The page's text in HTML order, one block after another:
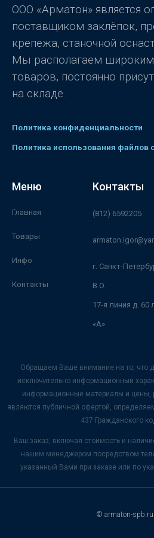
ООО «Арматон» является
поставщиком заклёпок,
крепежа, станочной
Мы располагаем
товаров, постоянно
на складе.
Политика конфиденциальности
Политика использования файлов
Меню
Главная
Товары
Инфо
Контакты
Контакты
(812) 6592205
г. Санкт-
В.О.
17-я линия д. 60
«А»
Обращаем Ваше внимание на то, что
исключительно информационный
информационные материалы и цены,
являются публичной офертой,
437 Гражданского
Ваш заказ, включая стоимость и
нашим менеджером посредством
указанный Вами при заказе или по
© armaton-